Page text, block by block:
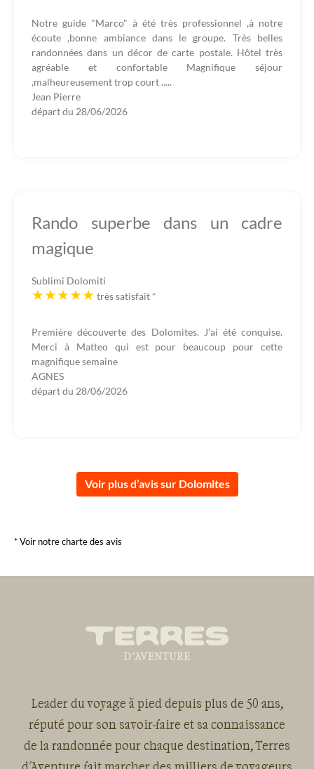
Notre guide "Marco" à été très professionnel ,à notre
écoute ,bonne ambiance dans le groupe. Très belles
randonnées dans un décor de carte postale. Hôtel très
agréable et confortable Magnifique séjour
,malheureusement trop court .....
Jean Pierre
départ du 28/06/2026
Rando superbe dans un cadre
magique
Sublimi Dolomiti
très satisfait *
Première découverte des Dolomites. J’ai été conquise.
Merci à Matteo qui est pour beaucoup pour cette
magnifique semaine
AGNES
départ du 28/06/2026
Voir plus d’avis sur Dolomites
* Voir notre charte des avis
Leader du voyage à pied depuis plus de 50 ans,
réputé pour son savoir-faire et sa connaissance
de la randonnée pour chaque destination, Terres